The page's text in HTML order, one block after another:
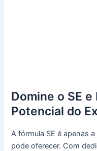
Domine o SE
Potencial do
A fórmula SE é apenas
pode oferecer. Com